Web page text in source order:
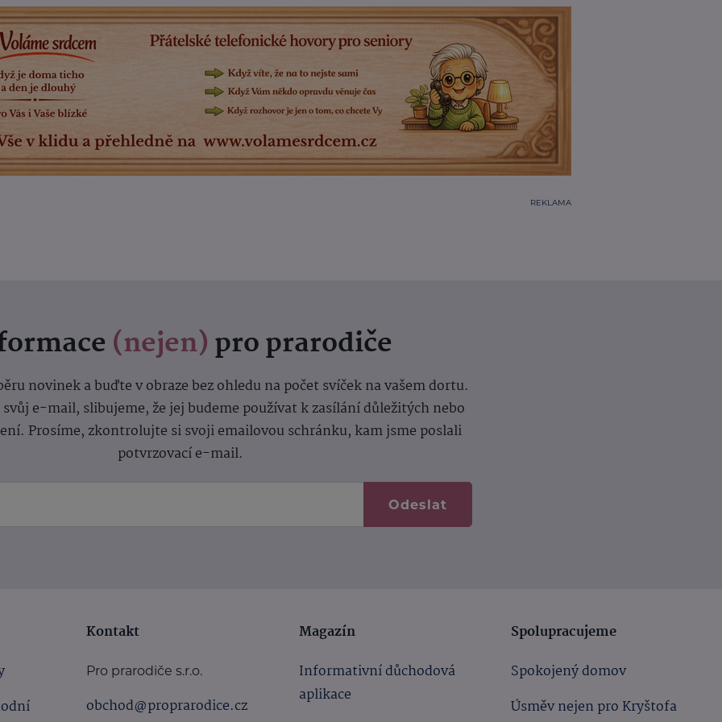
REKLAMA
(nejen)pro prarodiče
novinek a buďte v obraze bez ohledu na počet svíček na vašem dortu.
e-mail, slibujeme, že jej budeme používat k zasílání důležitých nebo
Prosíme, zkontrolujte si svoji emailovou schránku, kam jsme poslali
potvrzovací e-mail.
Odeslat
Kontakt
Pro prarodiče s.r.o.
obchod@proprarodice.cz
Magazín
Informativní důchodová
aplikace
Spolupracujeme
Spokojený domov
Úsměv nejen pro Kryštofa